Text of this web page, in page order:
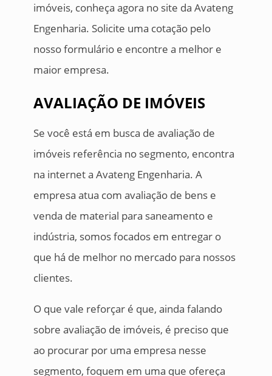
imóveis, conheça agora no site da Avateng
Engenharia. Solicite uma cotação pelo
nosso formulário e encontre a melhor e
maior empresa.
AVALIAÇÃO DE IMÓVEIS
Se você está em busca de avaliação de
imóveis referência no segmento, encontra
na internet a Avateng Engenharia. A
empresa atua com avaliação de bens e
venda de material para saneamento e
indústria, somos focados em entregar o
que há de melhor no mercado para nossos
clientes.
O que vale reforçar é que, ainda falando
sobre avaliação de imóveis, é preciso que
ao procurar por uma empresa nesse
segmento, foquem em uma que ofereça